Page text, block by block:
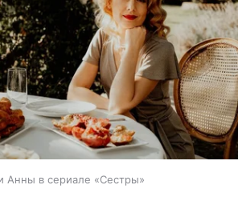
Анны в сериале «Сестры»